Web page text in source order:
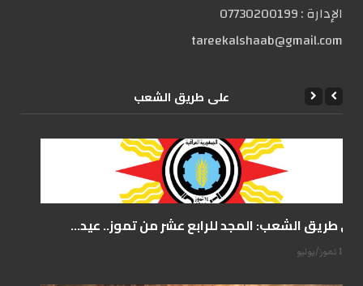
الإدارة :07730200199
tareekalshaab@gmail.com
علی طریق الشعب
على طريق الشعب: المجد للرابع عشر من تموز.. عيد...
14 تموز/يوليو